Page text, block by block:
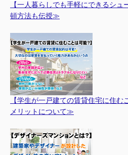
【一人暮らしでも手軽にできるシ
頓方法も伝授≫
【学生が一戸建ての賃貸住宅に住
メリットについて≫